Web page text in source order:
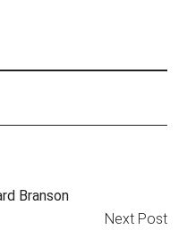
Branson
Next Post